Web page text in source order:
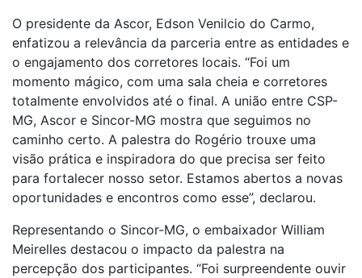
O presidente da Ascor, Edson Venilcio do Carmo,
enfatizou a relevância da parceria entre as entidades e
o engajamento dos corretores locais. “Foi um
momento mágico, com uma sala cheia e corretores
totalmente envolvidos até o final. A união entre CSP-
MG, Ascor e Sincor-MG mostra que seguimos no
caminho certo. A palestra do Rogério trouxe uma
visão prática e inspiradora do que precisa ser feito
para fortalecer nosso setor. Estamos abertos a novas
oportunidades e encontros como esse”, declarou.
Representando o Sincor-MG, o embaixador William
Meirelles destacou o impacto da palestra na
percepção dos participantes. “Foi surpreendente ouvir